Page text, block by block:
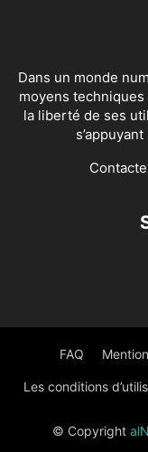
Dans un monde
moyens
la liberté de ses
FAQ
Les conditions
© Copyright